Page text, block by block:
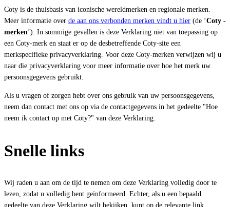
Coty is de thuisbasis van iconische wereldmerken en regionale merken.
Meer informatie over de aan ons verbonden merken vindt u hier (de ‘Coty -
merken’). In sommige gevallen is deze Verklaring niet van toepassing op
een Coty-merk en staat er op de desbetreffende Coty-site een
merkspecifieke privacyverklaring. Voor deze Coty-merken verwijzen wij u
naar die privacyverklaring voor meer informatie over hoe het merk uw
persoonsgegevens gebruikt.
Als u vragen of zorgen hebt over ons gebruik van uw persoonsgegevens,
neem dan contact met ons op via de contactgegevens in het gedeelte "Hoe
neem ik contact op met Coty?" van deze Verklaring.
Snelle links
Wij raden u aan om de tijd te nemen om deze Verklaring volledig door te
lezen, zodat u volledig bent geïnformeerd. Echter, als u een bepaald
gedeelte van deze Verklaring wilt bekijken, kunt op de relevante link